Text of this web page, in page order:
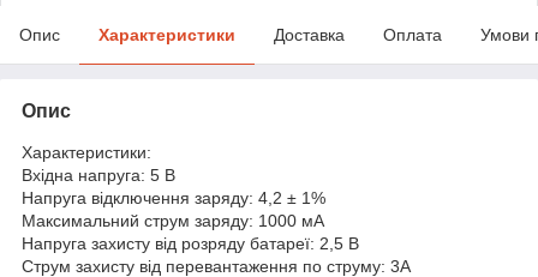
Опис Характеристики Доставка Оплата Умови
Опис
Характеристики:
Вхідна напруга: 5 В
Напруга відключення заряду: 4,2 ± 1%
Максимальний струм заряду: 1000 мА
Напруга захисту від розряду батареї: 2,5 В
Струм захисту від перевантаження по струму: 3A